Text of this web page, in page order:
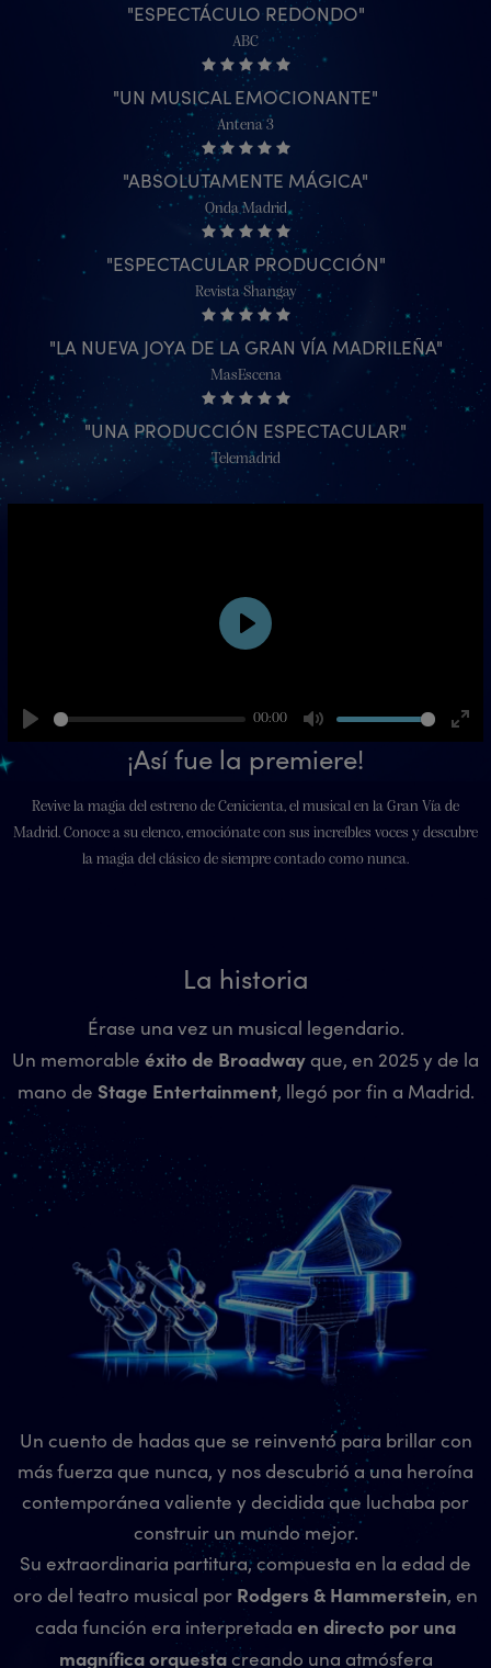
ESPECTÁCULO REDONDO
ABC
UN MUSICAL EMOCIONANTE
Antena 3
ABSOLUTAMENTE MÁGICA
Onda Madrid
ESPECTACULAR PRODUCCIÓN
Revista Shangay
LA NUEVA JOYA DE LA GRAN VÍA MADRILEÑA
MasEscena
UNA PRODUCCIÓN ESPECTACULAR
Telemadrid
¡Así fue la premiere!
Revive la magia del estreno de Cenicienta, el musical en la Gran Vía de
Madrid. Conoce a su elenco, emociónate con sus increíbles voces y descubre
la magia del clásico de siempre contado como nunca.
Play
00:00
Mute
Play
La historia
Érase una vez un musical legendario.
Un memorable éxito de Broadway que, en 2025 y de la
mano de Stage Entertainment, llegó por fin a Madrid.
Un cuento de hadas que se reinventó para brillar con
más fuerza que nunca, y nos descubrió a una heroína
contemporánea valiente y decidida que luchaba por
construir un mundo mejor.
Su extraordinaria partitura, compuesta en la edad de
oro del teatro musical por Rodgers & Hammerstein, en
cada función era interpretada en directo por una
magnífica orquestacreando una atmósfera